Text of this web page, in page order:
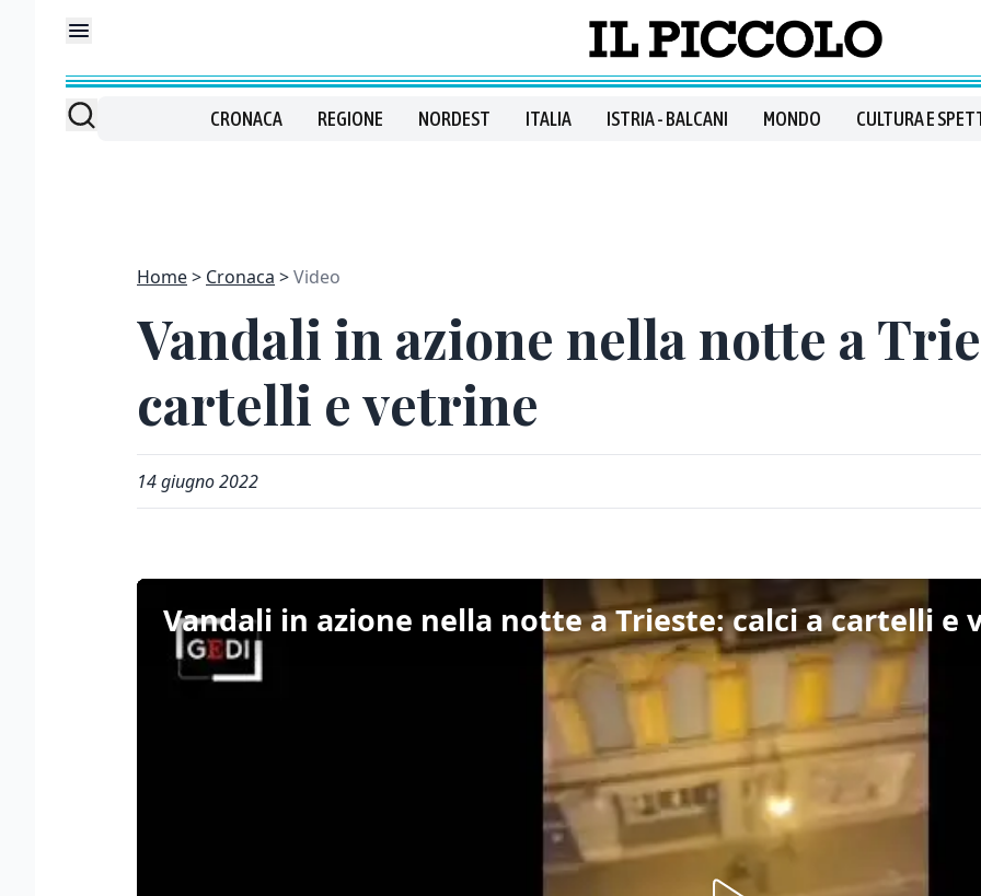
CRONACA REGIONE NORDEST ITALIA ISTRIA - BALCANI MONDO CULTURA E
Home Cronaca Video
Vandali in azione nella notte a
cartelli e vetrine
14 giugno 2022
Vandali in azione nella notte a Trieste: calci a cartelli e